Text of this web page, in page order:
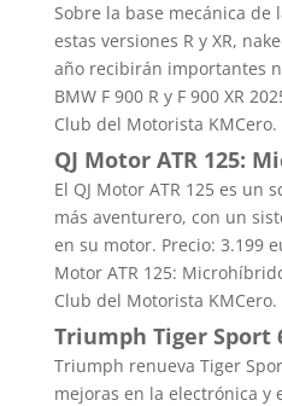
Sobre la base mecánica de
estas versiones R y XR,
año recibirán importantes
BMW F 900 R y F 900 XR
Club del Motorista KMCero.
QJ Motor ATR 125:
El QJ Motor ATR 125 es un
más aventurero, con un
en su motor. Precio: 3.199
Motor ATR 125:
Club del Motorista KMCero.
Triumph Tiger Sport
Triumph renueva Tiger
mejoras en la electrónica y